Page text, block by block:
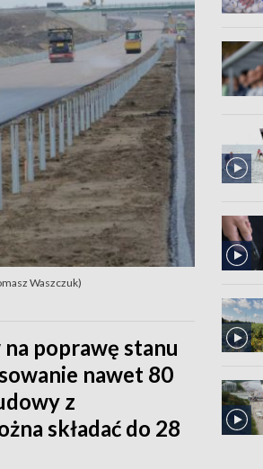
Waszczuk)
poprawę stanu
nawet 80
z
składać do 28